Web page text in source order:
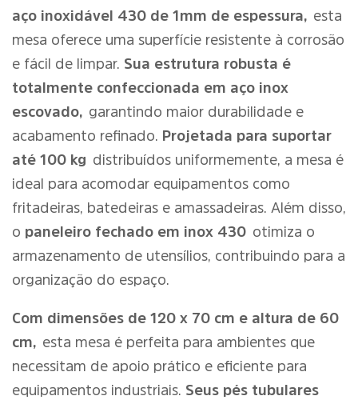
aço inoxidável 430 de 1mm de espessura, esta
mesa oferece uma superfície resistente à corrosão
e fácil de limpar. Sua estrutura robusta é
totalmente confeccionada em aço inox
escovado, garantindo maior durabilidade e
acabamento refinado. Projetada para suportar
até 100 kg distribuídos uniformemente, a mesa é
ideal para acomodar equipamentos como
fritadeiras, batedeiras e amassadeiras. Além disso,
o paneleiro fechado em inox 430 otimiza o
armazenamento de utensílios, contribuindo para a
organização do espaço.
Com dimensões de 120 x 70 cm e altura de 60
cm, esta mesa é perfeita para ambientes que
necessitam de apoio prático e eficiente para
equipamentos industriais. Seus pés tubulares